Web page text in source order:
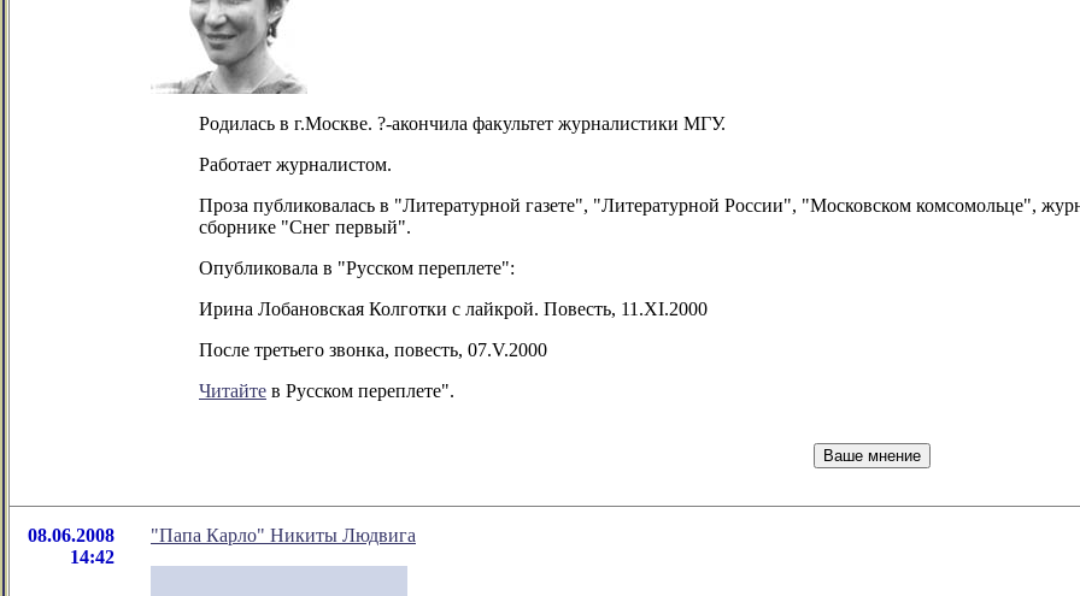
Родилась в г.Москве. ?-акончила факультет журналистики МГУ.
Работает журналистом.
Проза публиковалась в "Литературной газете", "Литературной России", "Московском комсомольце",
сборнике "Снег первый".
Опубликовала в "Русском переплете":
Ирина Лобановская Колготки с лайкрой. Повесть, 11.XI.2000
После третьего звонка, повесть, 07.V.2000
Читайте в Русском переплете".
08.06.2008
14:42
"Папа Карло" Никиты Людвига